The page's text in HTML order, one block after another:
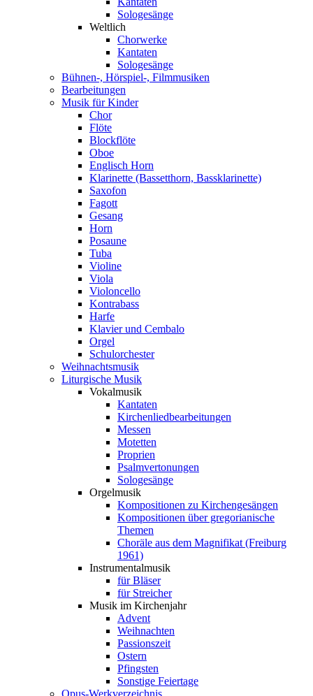
Sologesänge
Weltlich
Chorwerke
Kantaten
Sologesänge
Bühnen-, Hörspiel-, Filmmusiken
Bearbeitungen
Musik für Kinder
Chor
Flöte
Blockflöte
Oboe
Englisch Horn
Klarinette (Bassetthorn, Bassklarinette)
Saxofon
Fagott
Gesang
Horn
Posaune
Tuba
Violine
Viola
Violoncello
Kontrabass
Harfe
Klavier und Cembalo
Orgel
Schulorchester
Weihnachtsmusik
Liturgische Musik
Vokalmusik
Kantaten
Kirchenliedbearbeitungen
Messen
Motetten
Proprien
Psalmvertonungen
Sologesänge
Orgelmusik
Kompositionen zu Kirchengesängen
Kompositionen über gregorianische
Themen
Choräle aus dem Magnifikat (Freiburg
1961)
Instrumentalmusik
für Bläser
für Streicher
Musik im Kirchenjahr
Advent
Weihnachten
Passionszeit
Ostern
Pfingsten
Sonstige Feiertage
Opus-Werkverzeichnis